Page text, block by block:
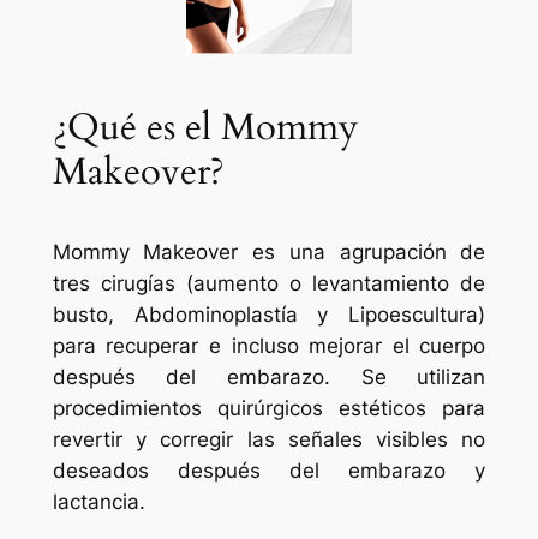
¿Qué es el Mommy
Makeover?
Mommy Makeover es una agrupación de
tres cirugías (aumento o levantamiento de
busto, Abdominoplastía y Lipoescultura)
para recuperar e incluso mejorar el cuerpo
después del embarazo. Se utilizan
procedimientos quirúrgicos estéticos para
revertir y corregir las señales visibles no
deseados después del embarazo y
lactancia.